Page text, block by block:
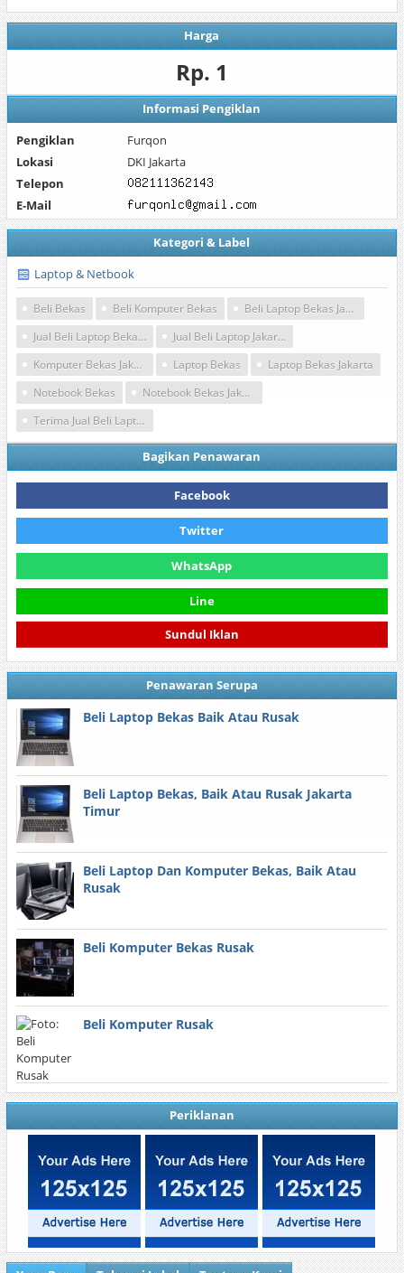
Harga
Rp. 1
Informasi Pengiklan
Pengiklan
Furqon
Lokasi
DKI Jakarta
Telepon
E-Mail
Kategori & Label
Laptop & Netbook
Beli Bekas Beli Komputer Bekas
Beli Laptop Bekas Jakarta
Jual Beli Laptop Bekas Jakarta
Jual Beli Laptop Jakarta Timur
Komputer Bekas Jakarta
Laptop Bekas
Laptop Bekas Jakarta
Notebook Bekas
Notebook Bekas Jakarta
Terima Jual Beli Laptop Bekas Jakarta
Bagikan Penawaran
Facebook
Twitter
WhatsApp
Line
Sundul Iklan
Penawaran Serupa
Beli Laptop Bekas Baik Atau Rusak
Beli Laptop Bekas, Baik Atau Rusak Jakarta
Timur
Beli Laptop Dan Komputer Bekas, Baik Atau
Rusak
Beli Komputer Bekas Rusak
Beli Komputer Rusak
Periklanan